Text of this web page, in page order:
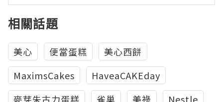
相關話題
美心 便當蛋糕
美心西餅
MaximsCakes
HaveaCAKEday
麥芽朱古力蛋糕
雀巢 美祿 Nestle